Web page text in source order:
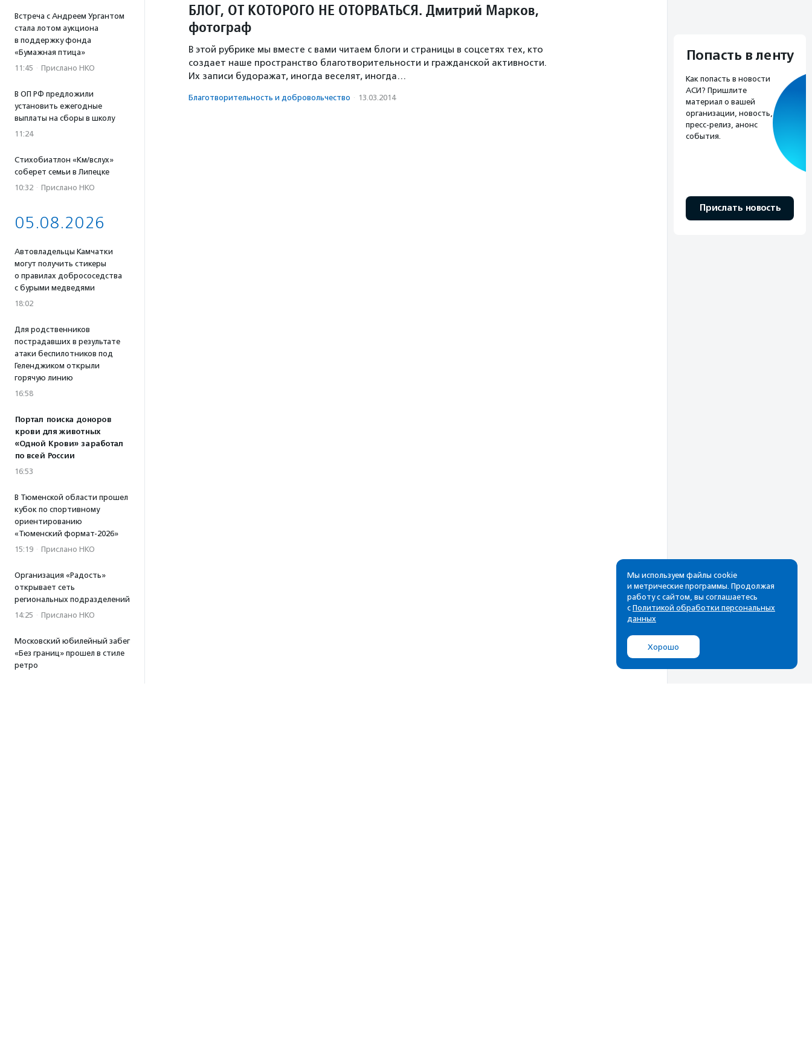
Встреча с Андреем Ургантом
стала лотом аукциона
в поддержку фонда
«Бумажная птица»
11:45 · Прислано НКО
В ОП РФ предложили
установить ежегодные
выплаты на сборы в школу
11:24
Стихобиатлон «Км/вслух»
соберет семьи в Липецке
10:32 · Прислано НКО
05.08.2026
Автовладельцы Камчатки
могут получить стикеры
о правилах добрососедства
с бурыми медведями
18:02
Для родственников
пострадавших в результате
атаки беспилотников под
Геленджиком открыли
горячую линию
16:58
Портал поиска доноров
крови для животных
«Одной Крови» заработал
по всей России
16:53
В Тюменской области прошел
кубок по спортивному
ориентированию
«Тюменский формат-2026»
15:19 · Прислано НКО
Организация «Радость»
открывает сеть
региональных подразделений
14:25 · Прислано НКО
Московский юбилейный забег
«Без границ» прошел в стиле
ретро
БЛОГ, ОТ КОТОРОГО НЕ ОТОРВАТЬСЯ. Дмитрий Марков,
фотограф
В этой рубрике мы вместе с вами читаем блоги и страницы в соцсетях тех, кто
создает наше пространство благотворительности и гражданской активности.
Их записи будоражат, иногда веселят, иногда…
Благотвори­тель­ность и доброволь­чест­во · 13.03.2014
Попасть в ленту
Как попасть в новости
АСИ? Пришлите
материал о вашей
организации, новость,
пресс-релиз, анонс
события.
Прислать новость
Рассылка
Cамые свежие новости,
почтовом ящике
Мы используем файлы cookie
и метрические программы. Продолжая
работу с сайтом, вы соглашаетесь
с Политикой обработки персональных
данных
Хорошо